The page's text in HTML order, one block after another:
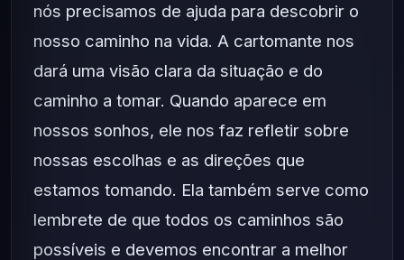
nós precisamos de ajuda para descobrir o
nosso caminho na vida. A cartomante nos
dará uma visão clara da situação e do
caminho a tomar. Quando aparece em
nossos sonhos, ele nos faz refletir sobre
nossas escolhas e as direções que
estamos tomando. Ela também serve como
lembrete de que todos os caminhos são
possíveis e devemos encontrar a melhor